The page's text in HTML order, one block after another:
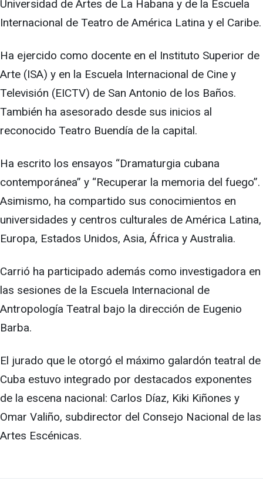
Universidad de Artes de La Habana y de la Escuela
Internacional de Teatro de América Latina y el Caribe.
Ha ejercido como docente en el Instituto Superior de
Arte (ISA) y en la Escuela Internacional de Cine y
Televisión (EICTV) de San Antonio de los Baños.
También ha asesorado desde sus inicios al
reconocido Teatro Buendía de la capital.
Ha escrito los ensayos “Dramaturgia cubana
contemporánea” y “Recuperar la memoria del fuego”.
Asimismo, ha compartido sus conocimientos en
universidades y centros culturales de América Latina,
Europa, Estados Unidos, Asia, África y Australia.
Carrió ha participado además como investigadora en
las sesiones de la Escuela Internacional de
Antropología Teatral bajo la dirección de Eugenio
Barba.
El jurado que le otorgó el máximo galardón teatral de
Cuba estuvo integrado por destacados exponentes
de la escena nacional: Carlos Díaz, Kiki Kiñones y
Omar Valiño, subdirector del Consejo Nacional de las
Artes Escénicas.